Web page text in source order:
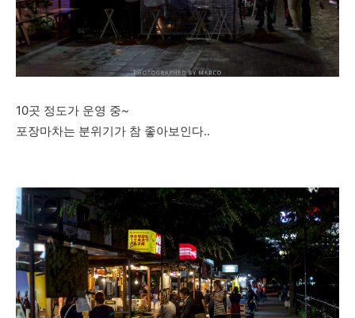
10곳 정도가 운영 중~
포장마차는 분위기가 참 좋아보인다..